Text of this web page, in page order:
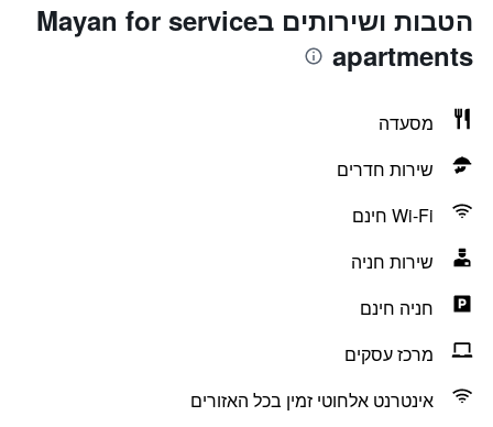
הטבות ושירותים בMayan for service
apartments
מסעדה
שירות חדרים
Wi-Fi חינם
שירות חניה
חניה חינם
מרכז עסקים
אינטרנט אלחוטי זמין בכל האזורים